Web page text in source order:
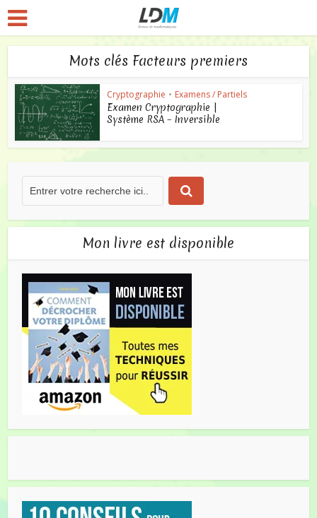
Mots clés Facteurs premiers
Cryptographie • Examens / Partiels
Examen Cryptographie |
Système RSA – Inversible
Mon livre est disponible